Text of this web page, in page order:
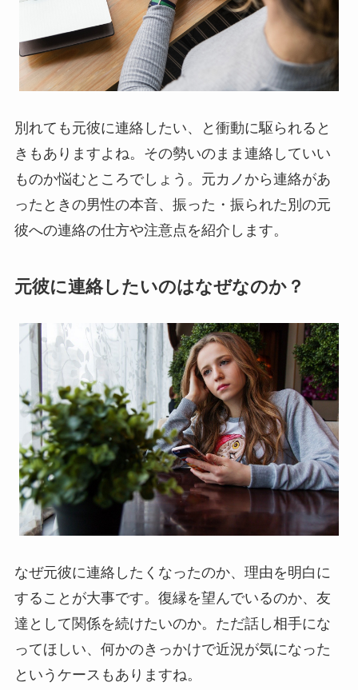
別れても元彼に連絡したい、と衝動に駆られると
きもありますよね。その勢いのまま連絡していい
ものか悩むところでしょう。元カノから連絡があ
ったときの男性の本音、振った・振られた別の元
彼への連絡の仕方や注意点を紹介します。
元彼に連絡したいのはなぜなのか？
なぜ元彼に連絡したくなったのか、理由を明白に
することが大事です。復縁を望んでいるのか、友
達として関係を続けたいのか。ただ話し相手にな
ってほしい、何かのきっかけで近況が気になった
というケースもありますね。